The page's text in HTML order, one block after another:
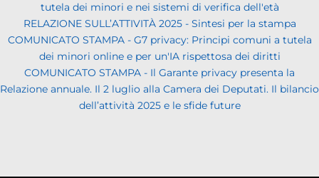
tutela dei minori e nei sistemi di verifica dell'età
RELAZIONE SULL’ATTIVITÀ 2025 - Sintesi per la stampa
COMUNICATO STAMPA - G7 privacy: Principi comuni a tutela
dei minori online e per un'IA rispettosa dei diritti
COMUNICATO STAMPA - Il Garante privacy presenta la
Relazione annuale. Il 2 luglio alla Camera dei Deputati. Il bilancio
dell’attività 2025 e le sfide future